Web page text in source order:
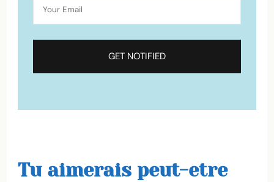
Tu aimerais peut-etre